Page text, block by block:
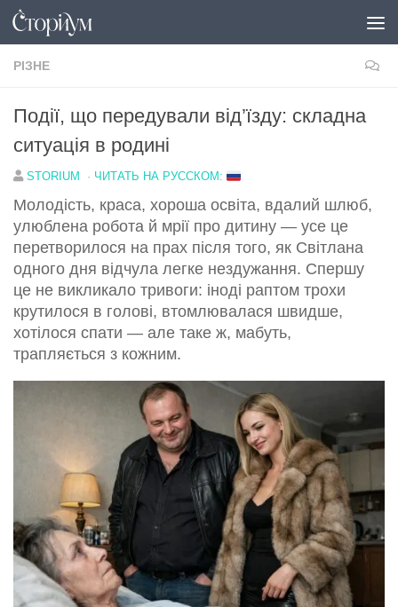
Перейти до вмісту
РІЗНЕ
Події, що передували від’їзду: складна
ситуація в родині
STORIUM · ЧИТАТЬ НА РУССКОМ:
Молодість, краса, хороша освіта, вдалий шлюб,
улюблена робота й мрії про дитину — усе це
перетворилося на прах після того, як Світлана
одного дня відчула легке нездужання. Спершу
це не викликало тривоги: іноді раптом трохи
крутилося в голові, втомлювалася швидше,
хотілося спати — але таке ж, мабуть,
трапляється з кожним.